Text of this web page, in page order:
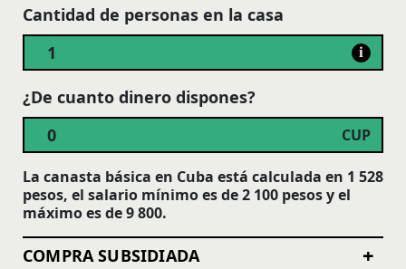
Cantidad de personas en la casa
i
¿De cuanto dinero dispones?
CUP
La canasta básica en Cuba está calculada en 1 528
pesos, el salario mínimo es de 2 100 pesos y el
máximo es de 9 800.
COMPRA SUBSIDIADA +